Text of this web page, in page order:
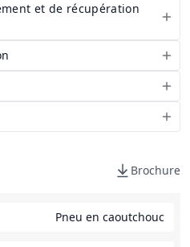
et de récupération
Brochure
Pneu en caoutchouc